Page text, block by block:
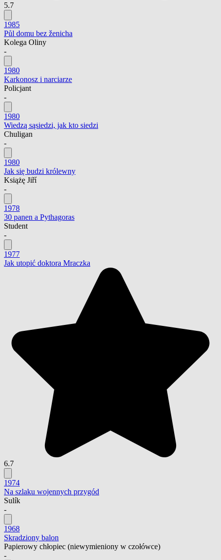
5.7
1985
Půl domu bez ženicha
Kolega Oliny
-
1980
Karkonosz i narciarze
Policjant
-
1980
Wiedzą sąsiedzi, jak kto siedzi
Chuligan
-
1980
Jak się budzi królewny
Książę Jiří
-
1978
30 panen a Pythagoras
Student
-
1977
Jak utopić doktora Mraczka
6.7
1974
Na szlaku wojennych przygód
Sulík
-
1968
Skradziony balon
Papierowy chłopiec (niewymieniony w czołówce)
-